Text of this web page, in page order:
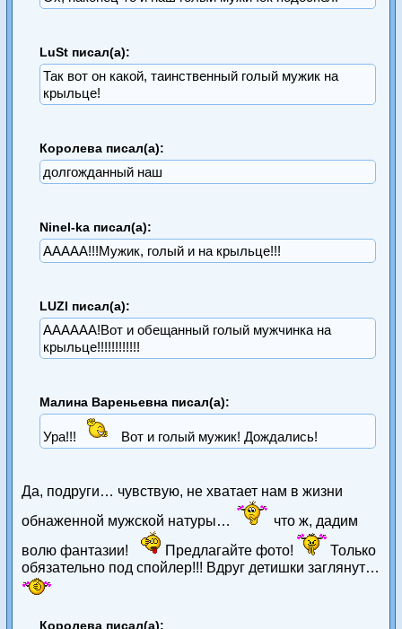
LuSt писал(а):
Так вот он какой, таинственный голый мужик на
крыльце!
Королева писал(а):
долгожданный наш
Ninel-ka писал(а):
ААААА!!!Мужик, голый и на крыльце!!!
LUZI писал(а):
АААААА!Вот и обещанный голый мужчинка на
крыльце!!!!!!!!!!!!
Малина Вареньевна писал(а):
Ура!!! Вот и голый мужик! Дождались!
Да, подруги… чувствую, не хватает нам в жизни
обнаженной мужской натуры…
что ж, дадим
волю фантазии!
Предлагайте фото!
Только
обязательно под спойлер!!! Вдруг детишки заглянут…
Королева писал(а):